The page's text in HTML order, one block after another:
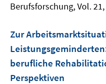
Berufsforschung, Vol.
Zur
berufliche
Perspektiven